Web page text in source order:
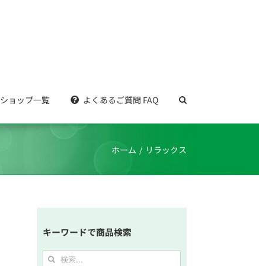
ショップ一覧 よくあるご質問 FAQ
ホーム リラックス
キーワードで商品検索
検